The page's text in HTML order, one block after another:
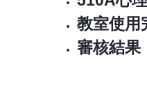
教室使用
審核結果